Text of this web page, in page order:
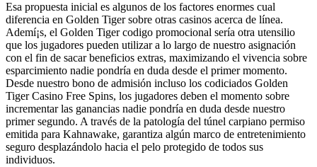
Esa propuesta inicial es algunos de los factores enormes cual
diferencia en Golden Tiger sobre otras casinos acerca de línea.
Ademí¡s, el Golden Tiger codigo promocional serí­a otra utensilio
que los jugadores pueden utilizar a lo largo de nuestro asignación
con el fin de sacar beneficios extras, maximizando el vivencia sobre
esparcimiento nadie pondrí­a en duda desde el primer momento.
Desde nuestro bono de admisión incluso los codiciados Golden
Tiger Casino Free Spins, los jugadores deben el momento sobre
incrementar las ganancias nadie pondrí­a en duda desde nuestro
primer segundo. A través de la patologí­a del túnel carpiano permiso
emitida para Kahnawake, garantiza algún marco de entretenimiento
seguro desplazándolo hacia el pelo protegido de todos sus
individuos.